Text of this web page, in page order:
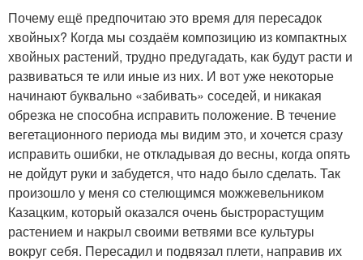
Почему ещё предпочитаю это время для пересадок
хвойных? Когда мы создаём композицию из компактных
хвойных растений, трудно предугадать, как будут расти и
развиваться те или иные из них. И вот уже некоторые
начинают буквально «забивать» соседей, и никакая
обрезка не способна исправить положение. В течение
вегетационного периода мы видим это, и хочется сразу
исправить ошибки, не откладывая до весны, когда опять
не дойдут руки и забудется, что надо было сделать. Так
произошло у меня со стелющимся можжевельником
Казацким, который оказался очень быстрорастущим
растением и накрыл своими ветвями все культуры
вокруг себя. Пересадил и подвязал плети, направив их